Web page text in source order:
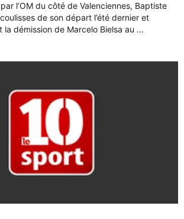
l’OM du côté de Valenciennes, Baptiste
de son départ l’été dernier et
démission de Marcelo Bielsa au ...